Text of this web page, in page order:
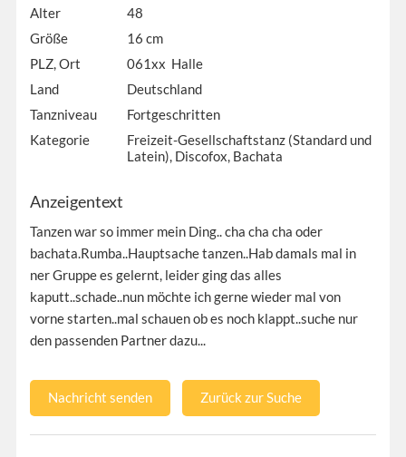
Alter
48
Größe
16 cm
PLZ, Ort
061xx Halle
Land
Deutschland
Tanzniveau
Fortgeschritten
Kategorie
Freizeit-Gesellschaftstanz (Standard und
Latein), Discofox, Bachata
Anzeigentext
Tanzen war so immer mein Ding.. cha cha cha oder
bachata.Rumba..Hauptsache tanzen..Hab damals mal in
ner Gruppe es gelernt, leider ging das alles
kaputt..schade..nun möchte ich gerne wieder mal von
vorne starten..mal schauen ob es noch klappt..suche nur
den passenden Partner dazu...
Nachricht senden Zurück zur Suche